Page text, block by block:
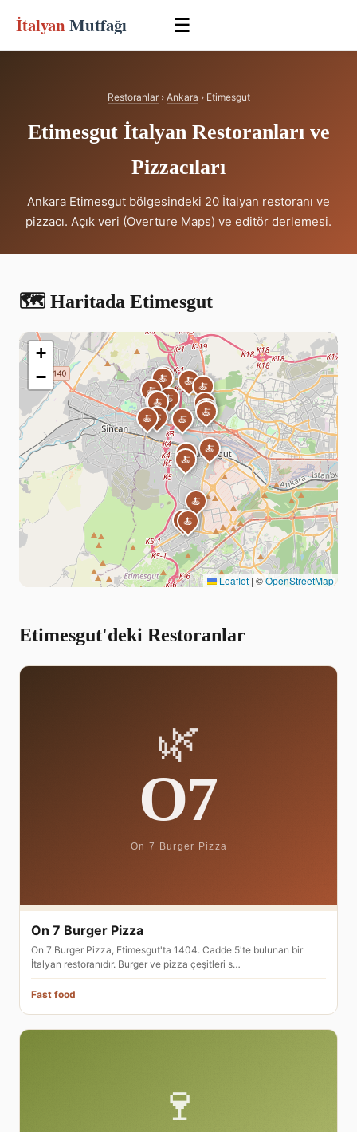
İtalyan Mutfağı ☰
Restoranlar› Ankara › Etimesgut
Etimesgut İtalyan Restoranları ve
Pizzacıları
Ankara Etimesgut bölgesindeki 20 İtalyan restoranı ve
pizzacı. Açık veri (Overture Maps) ve editör derlemesi.
🗺️ Haritada Etimesgut
🍝
🍝
🍝
🍝
🍝
🍝
🍝
🍝
🍝🍝
🍝
🍝
🍝
🍝
🍝
🍝
🍝
🍝
🍝
🍝
+
−
Leaflet | ©OpenStreetMap
Etimesgut'deki Restoranlar
On 7 Burger Pizza
On 7 Burger Pizza, Etimesgut'ta 1404. Cadde 5'te bulunan bir
İtalyan restoranıdır. Burger ve pizza çeşitleri s…
Fast food